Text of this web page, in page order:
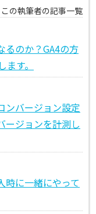
この執筆者の記事一覧
るのか？GA4の方
す。
ンバージョン設定
ージョンを計測し
時に一緒にやって